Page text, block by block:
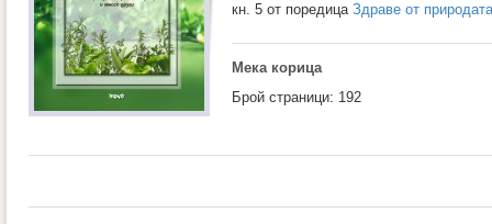
кн. 5 от поредица Здраве от природата
Мека корица
Брой страници: 192